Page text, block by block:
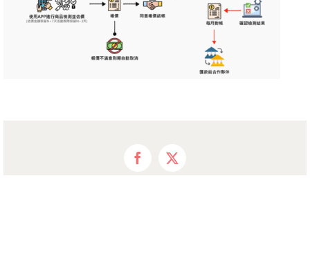
線上商城
Facebook
X